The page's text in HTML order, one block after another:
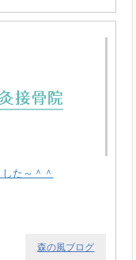
た～＾＾
森の風ブログ